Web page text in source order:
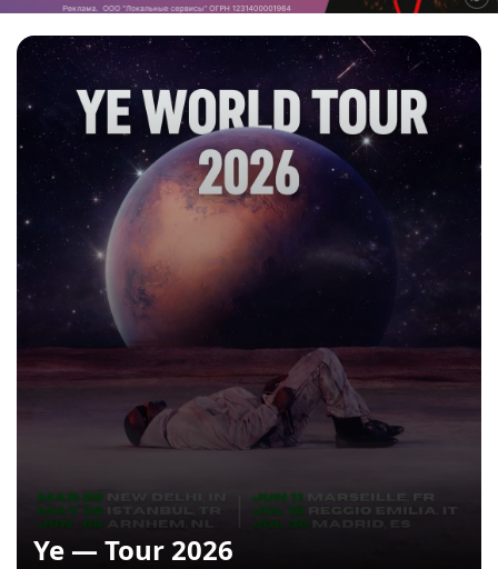
Ye — Tour 2026